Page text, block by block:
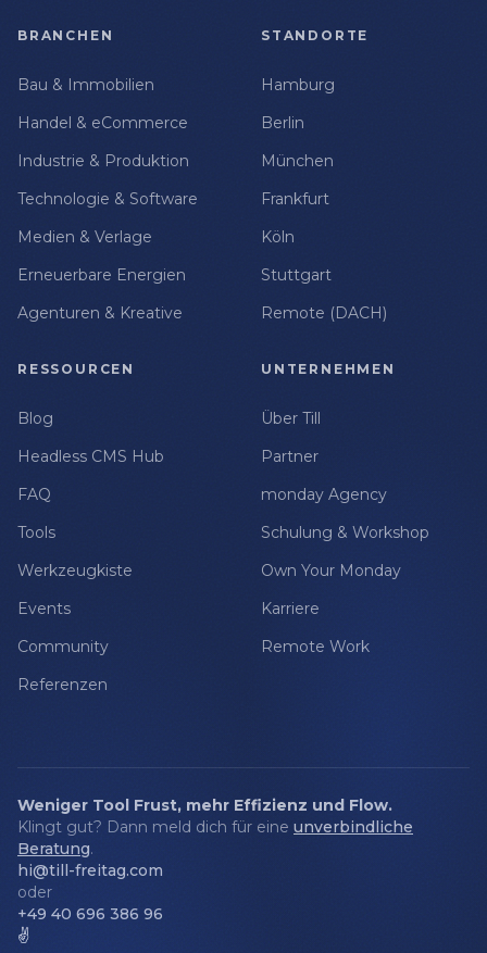
BRANCHEN
Bau & Immobilien
Handel & eCommerce
Industrie & Produktion
Technologie & Software
Medien & Verlage
Erneuerbare Energien
Agenturen & Kreative
STANDORTE
Hamburg
Berlin
München
Frankfurt
Köln
Stuttgart
Remote (DACH)
RESSOURCEN
Blog
Headless CMS Hub
FAQ
Tools
Werkzeugkiste
Events
Community
Referenzen
UNTERNEHMEN
Über Till
Partner
monday Agency
Schulung & Workshop
Own Your Monday
Karriere
Remote Work
Weniger Tool Frust, mehr Effizienz und Flow.
Klingt gut? Dann meld dich für eine unverbindliche
Beratung.
hi@till-freitag.com
oder
+49 40 696 386 96
✌️